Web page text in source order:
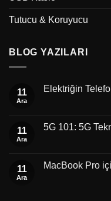
Tutucu & Koruyucu
BLOG YAZILARI
11
Ara
Elektriğin
11
Ara
5G 101: 5G
11
Ara
MacBook Pro